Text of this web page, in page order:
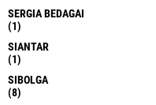
SERGIA BEDAGAI
(1)
SIANTAR
(1)
SIBOLGA
(8)